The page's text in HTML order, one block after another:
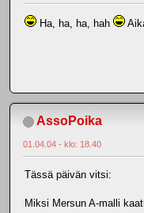
Ha, ha, ha, hah
AssoPoika
01.04.04 - klo: 18.40
Tässä päivän vitsi:
Miksi Mersun A-malli